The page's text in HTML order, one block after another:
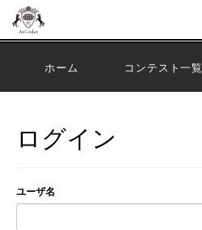
ホーム コンテスト一覧
ログイン
ユーザ名